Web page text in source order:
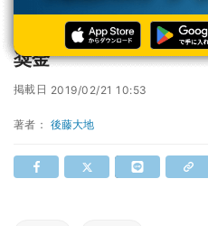
スイスの電子投票シス
奨金
掲載日 2019/02/21 10:53
著者： 後藤大地